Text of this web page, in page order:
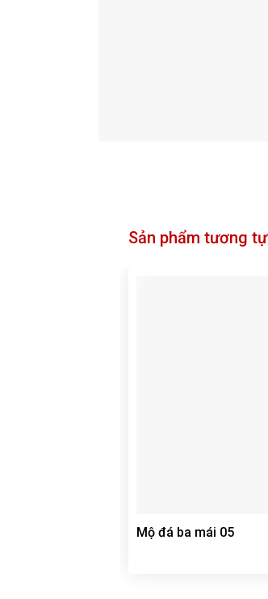
Sản phẩm tương tự
Mộ đá ba mái 05